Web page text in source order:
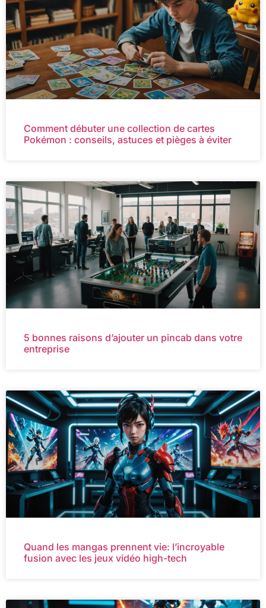
Comment débuter une collection de cartes
Pokémon : conseils, astuces et pièges à éviter
5 bonnes raisons d’ajouter un pincab dans votre
entreprise
Quand les mangas prennent vie: l’incroyable
fusion avec les jeux vidéo high-tech